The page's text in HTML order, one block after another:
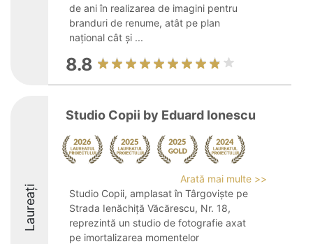
de ani în realizarea de imagini pentru
branduri de renume, atât pe plan
național cât și ...
8.8
Laureați
Studio Copii by Eduard Ionescu
Arată mai multe >>
Studio Copii, amplasat în Târgoviște pe
Strada Ienăchiță Văcărescu, Nr. 18,
reprezintă un studio de fotografie axat
pe imortalizarea momentelor